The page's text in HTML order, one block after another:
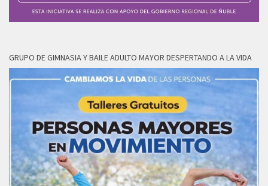
GRUPO DE GIMNASIA Y BAILE ADULTO MAYOR DESPERTANDO A LA VIDA